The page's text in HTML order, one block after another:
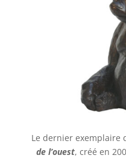
Le dernier exemplaire
de l’ouest, créé en